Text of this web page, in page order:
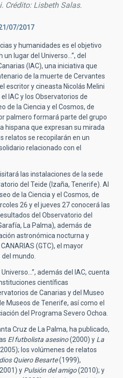
Crédito: Lisbeth Salas.
07/2017
y humanidades es el objetivo
lugar del Universo…”, del
(IAC), una iniciativa que
de la muerte de Cervantes
escritor y cineasta Nicolás Melini
IAC y los Observatorios de
de la Ciencia y el Cosmos, de
palmero formará parte del grupo
hispana que expresan su mirada
relatos se recopilarán en un
relacionado con el
las instalaciones de la sede
del Teide (Izaña, Tenerife). Al
de la Ciencia y el Cosmos, de
26 y el jueves 27 conocerá las
del Observatorio del
La Palma), además de
astronómica nocturna y
(GTC), el mayor
mundo.
además del IAC, cuenta
científicas
de Canarias y del Museo
Museos de Tenerife, así como el
del Programa Severo Ochoa.
Cruz de La Palma, ha publicado,
El futbolista asesino(2000) y La
los volúmenes de relatos
Quiero Besarte(1999),
y Pulsión del amigo(2010); y